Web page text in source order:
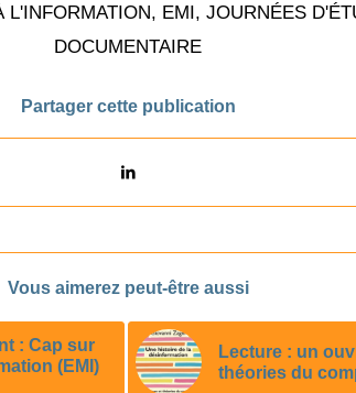
L'INFORMATION, EMI, JOURNÉES
DOCUMENTAIRE
Partager cette publication
Vous aimerez peut-être aussi
: Cap sur
(EMI)
Lecture : un
théories du